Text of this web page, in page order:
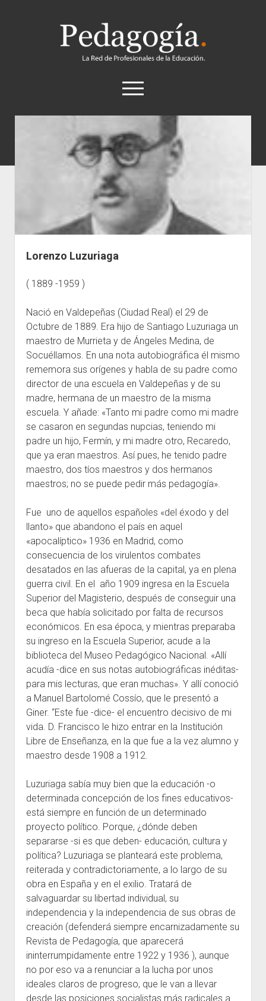
Pedagogía
abrir
el
twitter
Historia
Concepto
Entrevistas
Destacados
Biografías
Lorenzo Luzuriaga
( 1889 -1959 )
Nació en Valdepeñas (Ciudad Real) el 29 de
Octubre de 1889. Era hijo de Santiago Luzuriaga un
maestro de Murrieta y de Ángeles Medina, de
Socuéllamos. En una nota autobiográfica él mismo
rememora sus orígenes y habla de su padre como
director de una escuela en Valdepeñas y de su
madre, hermana de un maestro de la misma
escuela. Y añade: «Tanto mi padre como mi madre
se casaron en segundas nupcias, teniendo mi
padre un hijo, Fermín, y mi madre otro, Recaredo,
que ya eran maestros. Así pues, he tenido padre
maestro, dos tíos maestros y dos hermanos
maestros; no se puede pedir más pedagogía».
Fue uno de aquellos españoles «del éxodo y del
llanto» que abandono el país en aquel
«apocalíptico» 1936 en Madrid, como
consecuencia de los virulentos combates
desatados en las afueras de la capital, ya en plena
guerra civil. En el año 1909 ingresa en la Escuela
Superior del Magisterio, después de conseguir una
beca que había solicitado por falta de recursos
económicos. En esa época, y mientras preparaba
su ingreso en la Escuela Superior, acude a la
biblioteca del Museo Pedagógico Nacional. «Allí
acudía -dice en sus notas autobiográficas inéditas-
para mis lecturas, que eran muchas». Y allí conoció
a Manuel Bartolomé Cossío, que le presentó a
Giner. “Este fue -dice- el encuentro decisivo de mi
vida. D. Francisco le hizo entrar en la Institución
Libre de Enseñanza, en la que fue a la vez alumno y
maestro desde 1908 a 1912.
Luzuriaga sabía muy bien que la educación -o
determinada concepción de los fines educativos-
está siempre en función de un determinado
proyecto político. Porque, ¿dónde deben
separarse -si es que deben- educación, cultura y
política? Luzuriaga se planteará este problema,
reiterada y contradictoriamente, a lo largo de su
obra en España y en el exilio. Tratará de
salvaguardar su libertad individual, su
independencia y la independencia de sus obras de
creación (defenderá siempre encarnizadamente su
Revista de Pedagogía, que aparecerá
ininterrumpidamente entre 1922 y 1936 ), aunque
no por eso va a renunciar a la lucha por unos
ideales claros de progreso, que le van a llevar
desde las posiciones socialistas más radicales a